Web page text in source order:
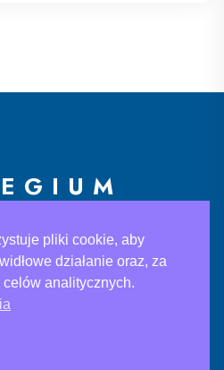
sekretariat@ke.edu.pl
733 883 121
pliki cookie, aby
działanie oraz, za
analitycznych.